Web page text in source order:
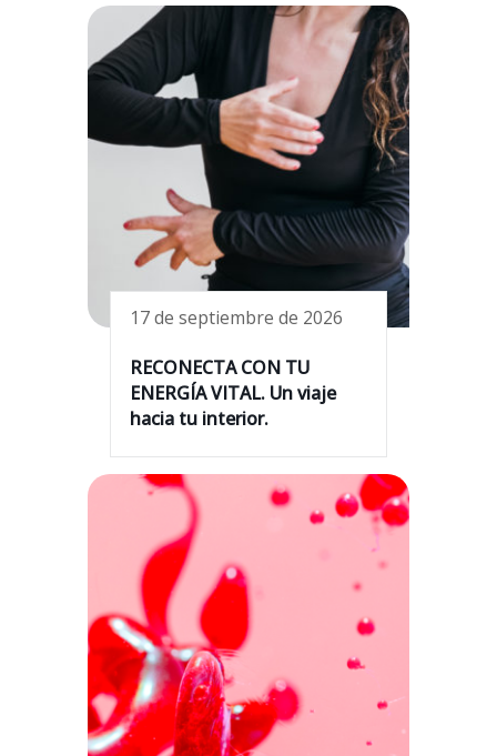
17 de septiembre de 2026
RECONECTA CON TU
ENERGÍA VITAL. Un viaje
hacia tu interior.